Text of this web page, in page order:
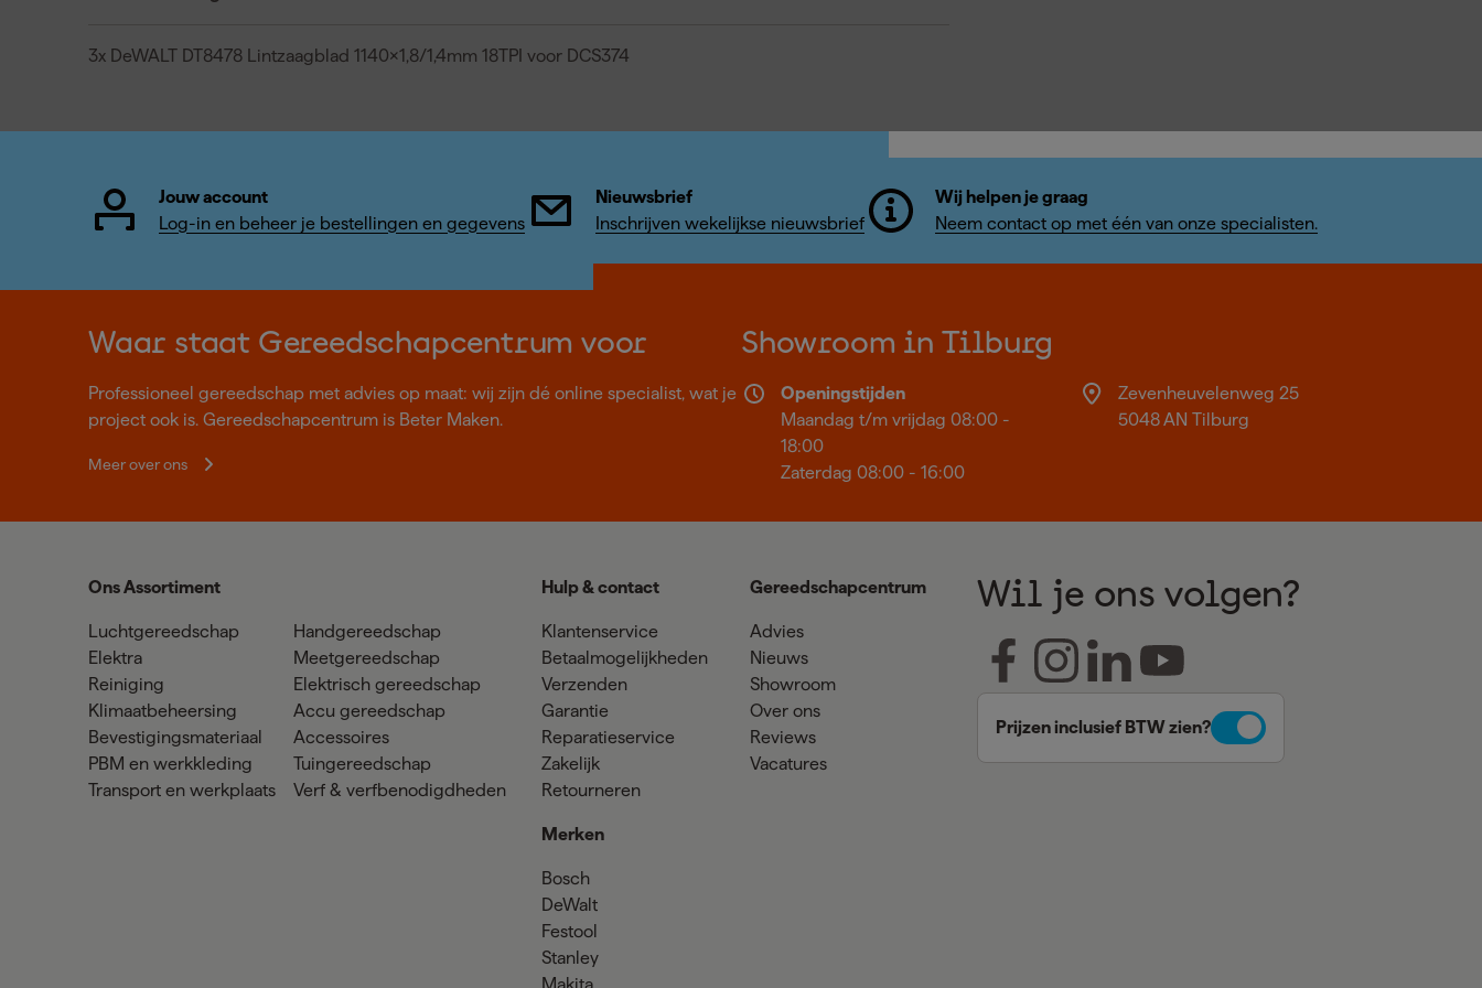
3x DeWALT DT8478 Lintzaagblad 1140x1,8/1,4mm 18TPI voor DCS374
Jouw account
Log-in en beheer je bestellingen en gegevens
Nieuwsbrief
Inschrijven wekelijkse nieuwsbrief
Wij helpen je graag
Neem contact op met één van onze specialisten.
Waar staat Gereedschapcentrum voor
Professioneel gereedschap met advies op maat: wij zijn dé online specialist, wat je
project ook is. Gereedschapcentrum is Beter Maken.
Meer over ons
Showroom in Tilburg
Openingstijden
Maandag t/m vrijdag 08:00 -
18:00
Zaterdag 08:00 - 16:00
Zevenheuvelenweg 25
5048 AN Tilburg
Ons Assortiment
Luchtgereedschap
Elektra
Reiniging
Klimaatbeheersing
Bevestigingsmateriaal
PBM en werkkleding
Transport en werkplaats
Handgereedschap
Meetgereedschap
Elektrisch gereedschap
Accu gereedschap
Accessoires
Tuingereedschap
Verf & verfbenodigdheden
Hulp & contact
Klantenservice
Betaalmogelijkheden
Verzenden
Garantie
Reparatieservice
Zakelijk
Retourneren
Merken
Bosch
DeWalt
Festool
Stanley
Makita
Gereedschapcentrum
Advies
Nieuws
Showroom
Over ons
Reviews
Vacatures
Wil je ons volgen?
Prijzen inclusief BTW zien?